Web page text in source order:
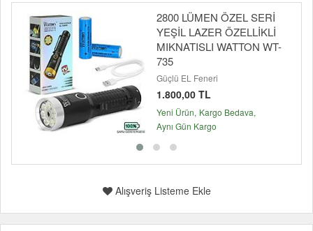
2800 LÜMEN ÖZEL SERİ
YEŞİL LAZER ÖZELLİKLİ
MIKNATISLI WATTON WT-
735
Güçlü EL Feneri
1.800,00 TL
Yeni Ürün Kargo Bedava
Aynı Gün Kargo
Alışveriş Listeme Ekle